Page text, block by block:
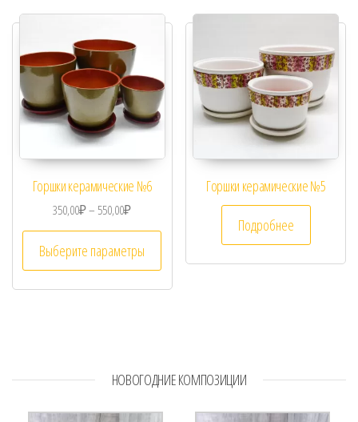
Горшки керамические №6
350,00₽– 550,00₽
Выберите параметры
Горшки керамические №5
Подробнее
НОВОГОДНИЕ КОМПОЗИЦИИ